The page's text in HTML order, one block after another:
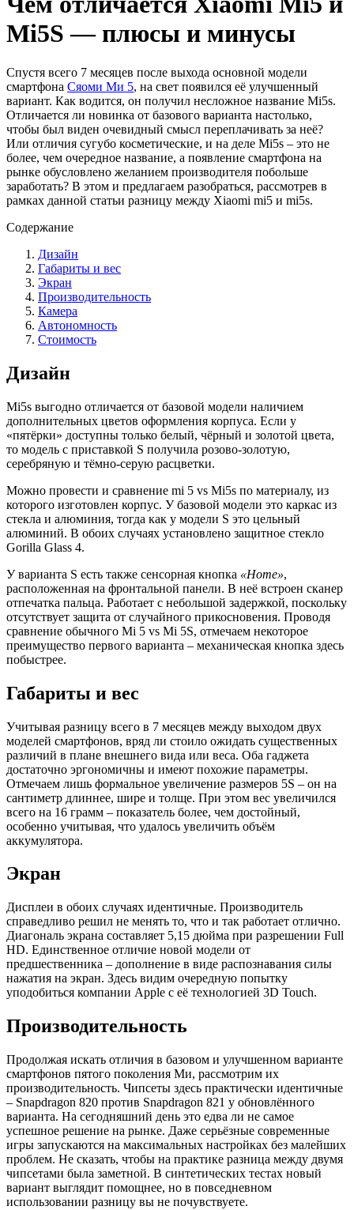
Mi5S — плюсы и минусы
Спустя всего 7 месяцев после выхода основной модели
смартфона Сяоми Ми 5, на свет появился её улучшенный
вариант. Как водится, он получил несложное название Mi5s.
Отличается ли новинка от базового варианта настолько,
чтобы был виден очевидный смысл переплачивать за неё?
Или отличия сугубо косметические, и на деле Mi5s – это не
более, чем очередное название, а появление смартфона на
рынке обусловлено желанием производителя побольше
заработать? В этом и предлагаем разобраться, рассмотрев в
рамках данной статьи разницу между Xiaomi mi5 и mi5s.
Содержание
Дизайн
Габариты и вес
Экран
Производительность
Камера
Автономность
Стоимость
Дизайн
Mi5s выгодно отличается от базовой модели наличием
дополнительных цветов оформления корпуса. Если у
«пятёрки» доступны только белый, чёрный и золотой цвета,
то модель с приставкой S получила розово-золотую,
серебряную и тёмно-серую расцветки.
Можно провести и сравнение mi 5 vs Mi5s по материалу, из
которого изготовлен корпус. У базовой модели это каркас из
стекла и алюминия, тогда как у модели S это цельный
алюминий. В обоих случаях установлено защитное стекло
Gorilla Glass 4.
У варианта S есть также сенсорная кнопка «Home»,
расположенная на фронтальной панели. В неё встроен сканер
отпечатка пальца. Работает с небольшой задержкой, поскольку
отсутствует защита от случайного прикосновения. Проводя
сравнение обычного Mi 5 vs Mi 5S, отмечаем некоторое
преимущество первого варианта – механическая кнопка здесь
побыстрее.
Габариты и вес
Учитывая разницу всего в 7 месяцев между выходом двух
моделей смартфонов, вряд ли стоило ожидать существенных
различий в плане внешнего вида или веса. Оба гаджета
достаточно эргономичны и имеют похожие параметры.
Отмечаем лишь формальное увеличение размеров 5S – он на
сантиметр длиннее, шире и толще. При этом вес увеличился
всего на 16 грамм – показатель более, чем достойный,
особенно учитывая, что удалось увеличить объём
аккумулятора.
Экран
Дисплеи в обоих случаях идентичные. Производитель
справедливо решил не менять то, что и так работает отлично.
Диагональ экрана составляет 5,15 дюйма при разрешении Full
HD. Единственное отличие новой модели от
предшественника – дополнение в виде распознавания силы
нажатия на экран. Здесь видим очередную попытку
уподобиться компании Apple с её технологией 3D Touch.
Производительность
Продолжая искать отличия в базовом и улучшенном варианте
смартфонов пятого поколения Ми, рассмотрим их
производительность. Чипсеты здесь практически идентичные
– Snapdragon 820 против Snapdragon 821 у обновлённого
варианта. На сегодняшний день это едва ли не самое
успешное решение на рынке. Даже серьёзные современные
игры запускаются на максимальных настройках без малейших
проблем. Не сказать, чтобы на практике разница между двумя
чипсетами была заметной. В синтетических тестах новый
вариант выглядит помощнее, но в повседневном
использовании разницу вы не почувствуете.